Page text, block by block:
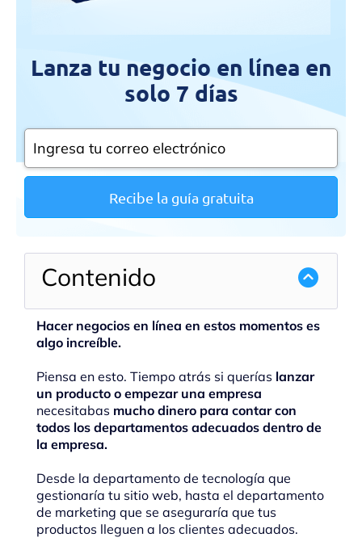
Lanza tu negocio en línea en
solo 7 días
Recibe la guía gratuita
Contenido
Hacer negocios en línea en estos momentos es
algo increíble.
Piensa en esto. Tiempo atrás si querías lanzar
un producto o empezar una empresa
necesitabas mucho dinero para contar con
todos los departamentos adecuados dentro de
la empresa.
Desde la departamento de tecnología que
gestionaría tu sitio web, hasta el departamento
de marketing que se aseguraría que tus
productos lleguen a los clientes adecuados.